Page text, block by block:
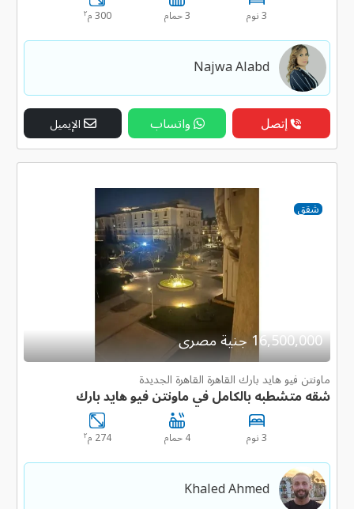
3 نوم 3 حمام 300 م ٢
Najwa Alabd
إتصل واتساب الإيميل
شقق
16,500,000 جنية مصرى
ماونتن فيو هايد بارك القاهرة القاهرة الجديدة
شقه متشطبه بالكامل في ماونتن فيو هايد بارك
3 نوم 4 حمام 274 م ٢
Khaled Ahmed